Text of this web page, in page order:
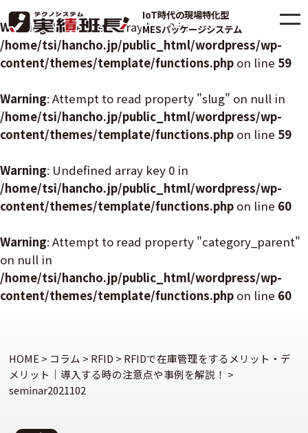
Warning: Undefined array key 0 in
/home/tsi/hancho.jp/public_html/wordpress/wp-
content/themes/template/functions.php on line 59
Warning: Attempt to read property "slug" on null in
/home/tsi/hancho.jp/public_html/wordpress/wp-
content/themes/template/functions.php on line 59
Warning: Undefined array key 0 in
/home/tsi/hancho.jp/public_html/wordpress/wp-
content/themes/template/functions.php on line 60
Warning: Attempt to read property "category_parent"
on null in
/home/tsi/hancho.jp/public_html/wordpress/wp-
content/themes/template/functions.php on line 60
IoT時代の現場特化型
MESパッケージシステム
HOME > コラム > RFID > RFIDで在庫管理をするメリット・デ
メリット｜導入する時の注意点や事例を解説！ >
seminar2021102